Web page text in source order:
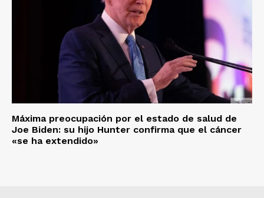
Máxima preocupación por el estado de salud de
Joe Biden: su hijo Hunter confirma que el cáncer
«se ha extendido»